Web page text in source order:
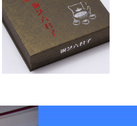
印刷样品展示